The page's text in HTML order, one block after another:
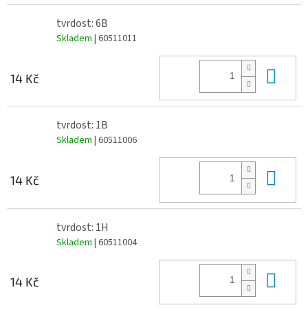
tvrdost: 6B
Skladem | 60511011
14 Kč
tvrdost: 1B
Skladem | 60511006
14 Kč
tvrdost: 1H
Skladem | 60511004
14 Kč